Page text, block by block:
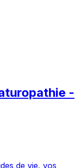
-
de vie, vos